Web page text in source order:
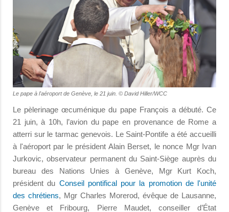
Le pape à l'aéroport de Genève, le 21 juin. © David Hiller/WCC
Le pèlerinage œcuménique du pape François a débuté. Ce
21 juin, à 10h, l’avion du pape en provenance de Rome a
atterri sur le tarmac genevois. Le Saint-Pontife a été accueilli
à l'aéroport par le président Alain Berset, le nonce Mgr Ivan
Jurkovic, observateur permanent du Saint-Siège auprès du
bureau des Nations Unies à Genève, Mgr Kurt Koch,
président du Conseil pontifical pour la promotion de l'unité
des chrétiens, Mgr Charles Morerod, évêque de Lausanne,
Genève et Fribourg, Pierre Maudet, conseiller d’État